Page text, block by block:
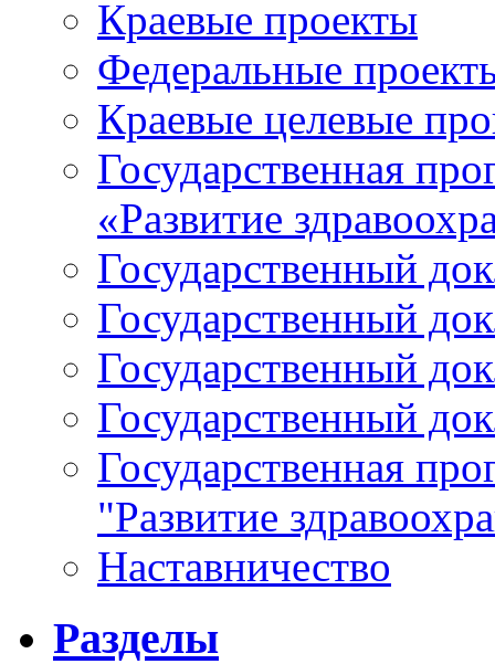
Краевые проекты
Федеральные
Краевые целевые
Государственная
«Развитие
Государственный
Государственный
Государственный
Государственный
Государственная
"Развитие
Наставничество
Разделы